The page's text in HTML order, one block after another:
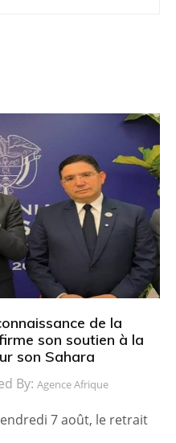
de la
son soutien à la
son Sahara
By: Agence Afrique
7 août, le retrait